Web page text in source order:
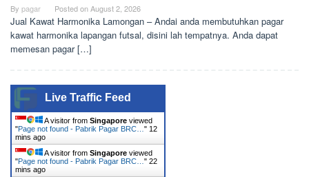
By pagar Posted onAugust 2, 2026
Jual Kawat Harmonika Lamongan – Andai anda membutuhkan pagar
kawat harmonika lapangan futsal, disini lah tempatnya. Anda dapat
memesan pagar […]
Live Traffic Feed
A visitor from Singapore viewed
"Page not found - Pabrik Pagar BRC… " 12
mins ago
A visitor from Singapore viewed
"Page not found - Pabrik Pagar BRC… " 22
mins ago